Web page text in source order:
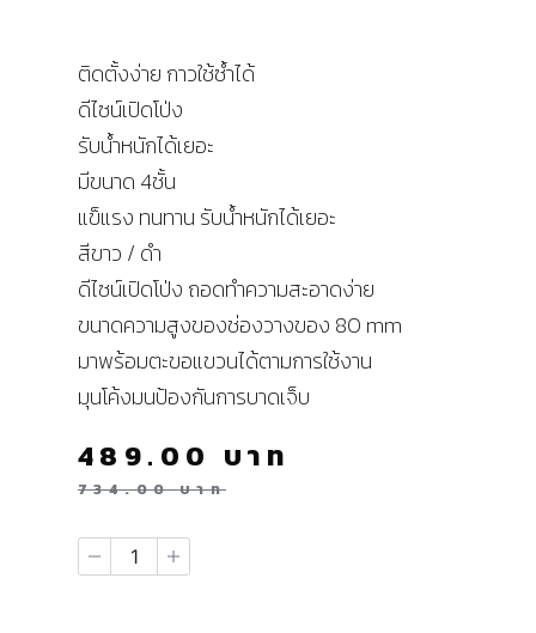
ติดตั้งง่าย กาวใช้ซ้ำได้
ดีไซน์เปิดโป่ง
รับน้ำหนักได้เยอะ
มีขนาด 4ชั้น
แข็แรง ทนทาน รับน้ำหนักได้เยอะ
สีขาว / ดำ
ดีไซน์เปิดโป่ง ถอดทำความสะอาดง่าย
ขนาดความสูงของช่องวางของ 80 mm
มาพร้อมตะขอแขวนได้ตามการใช้งาน
มุนโค้งมนป้องกันการบาดเจ็บ
734.00บาท
489.00 บาท